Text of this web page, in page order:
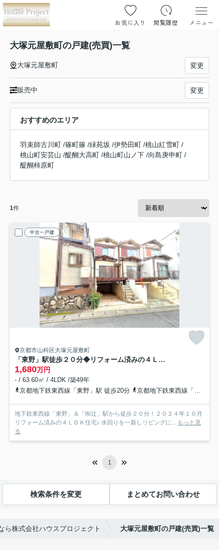
お気に入り 閲覧履歴 メニュー
大塚元屋敷町の戸建(売買)一覧
大塚元屋敷町 変更
販売中 変更
おすすめのエリア
羽束師古川町 /篠町篠 /緑苑坂 /伊勢田町 /桃山紅雪町 /
桃山町安芸山 /醍醐大高町 /桃山町山ノ下 /向島庚申町 /
醍醐柿原町
1件
中古一戸建
京都市山科区大塚元屋敷町
「東野」駅徒歩２０分◆リフォーム済みの４ＬＤＫ◆堀込車庫ありで駐車１台可能◆山科区大塚元屋敷町
1,680万円
- / 63.60㎡ / 4LDK /築49年
京都地下鉄東西線「東野」駅 徒歩20分
京都地下鉄東西線「椥辻」駅 徒歩20分
地下鉄東西線「東野」＆「椥辻」駅から徒歩２０分！２０２４年１０月
リフォーム済みの４ＬＤＫ住宅♪ 水回りを一新しリビングに...
もっと見
る
1
検索条件を変更 まとめてお問い合わせ
ら株式会社ハウスプロジェクト 大塚元屋敷町の戸建(売買)一覧